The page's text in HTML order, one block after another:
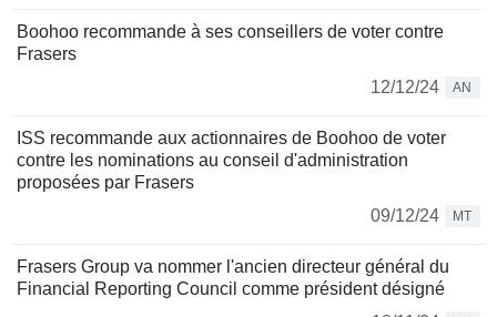
Boohoo recommande à ses conseillers de voter contre
Frasers
12/12/24
AN
ISS recommande aux actionnaires de Boohoo de voter
contre les nominations au conseil d'administration
proposées par Frasers
09/12/24
MT
Frasers Group va nommer l'ancien directeur général du
Financial Reporting Council comme président désigné